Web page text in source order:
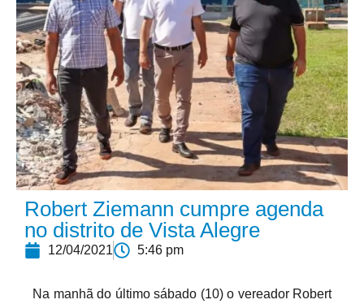
Robert Ziemann cumpre agenda
no distrito de Vista Alegre
12/04/2021 5:46 pm
Na manhã do último sábado (10) o vereador Robert